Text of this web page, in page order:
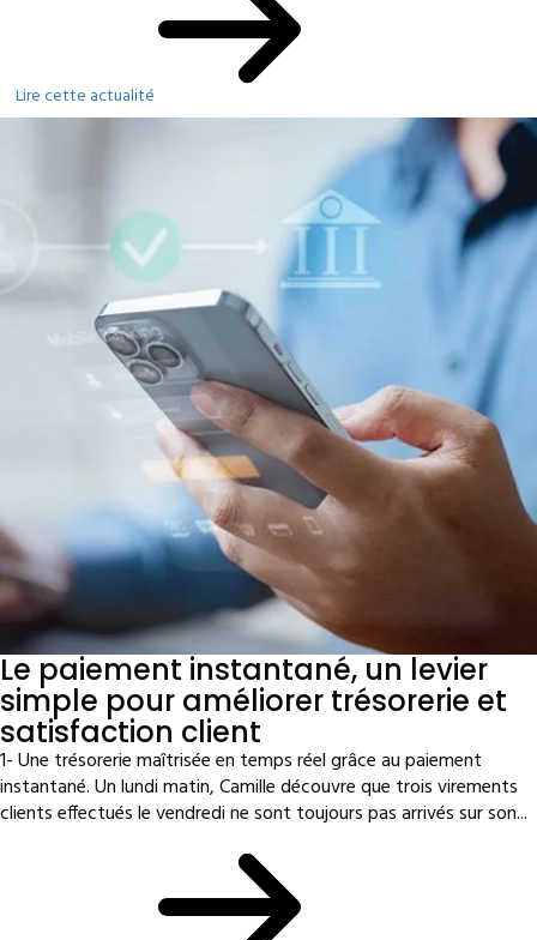
Lire cette actualité
Le paiement instantané, un levier
simple pour améliorer trésorerie et
satisfaction client
1- Une trésorerie maîtrisée en temps réel grâce au paiement
instantané. Un lundi matin, Camille découvre que trois virements
clients effectués le vendredi ne sont toujours pas arrivés sur son...